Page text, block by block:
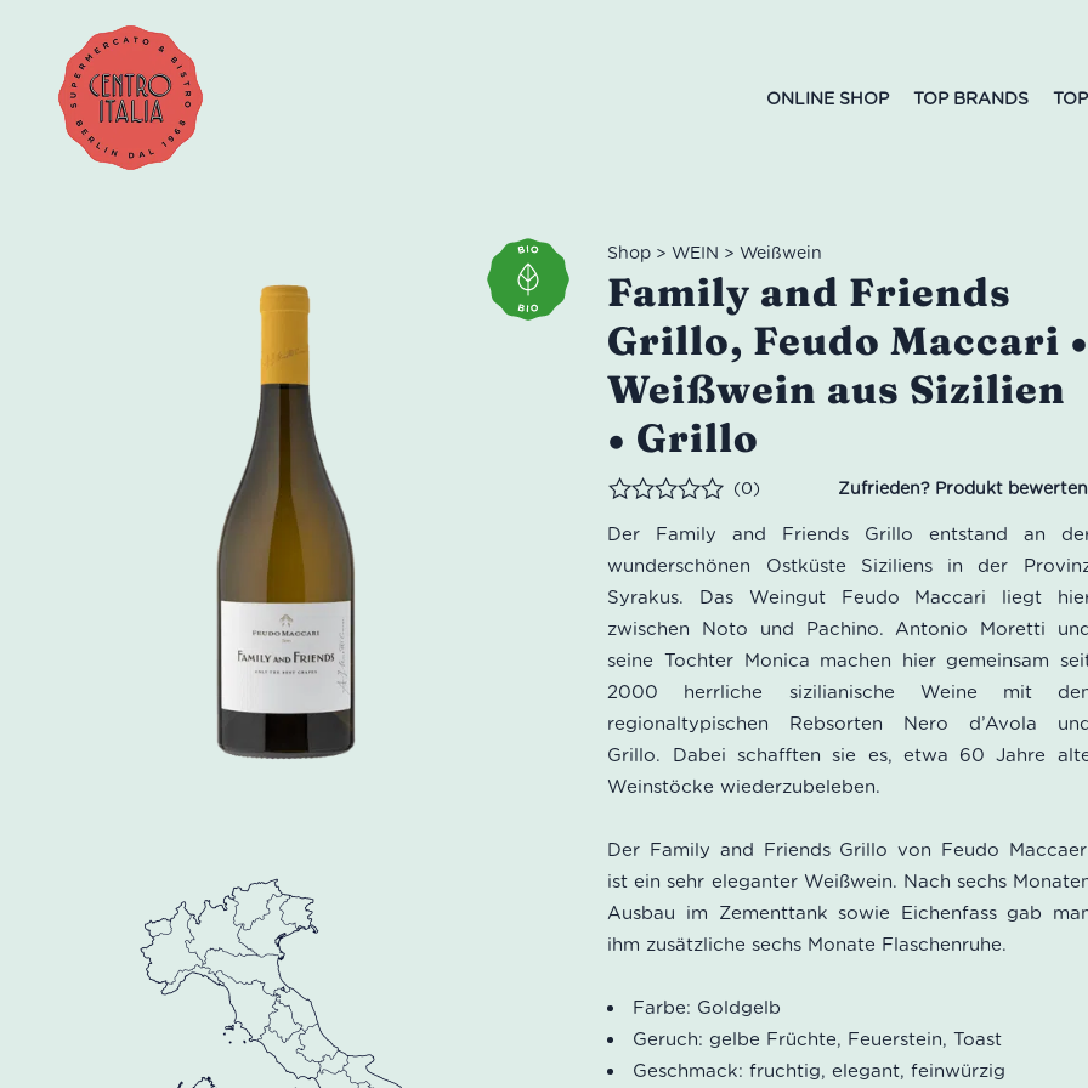
ONLINE SHOP TOP BRANDS
Shop >WEIN >Weißwein
Family and Friends
Grillo, Feudo Maccari •
Weißwein aus Sizilien
• Grillo
(0)
Der Family and Friends Grillo entstand an
wunderschönen Ostküste Siziliens in der
Syrakus. Das Weingut Feudo Maccari liegt
zwischen Noto und Pachino. Antonio Moretti
seine Tochter Monica machen hier gemeinsam
2000 herrliche sizilianische Weine mit
regionaltypischen Rebsorten Nero d’Avola
Grillo. Dabei schafften sie es, etwa 60 Jahre
Weinstöcke wiederzubeleben.
Der Family and Friends Grillo von Feudo
ist ein sehr eleganter Weißwein. Nach sechs
Ausbau im Zementtank sowie Eichenfass gab
ihm zusätzliche sechs Monate Flaschenruhe.
Farbe: Goldgelb
Geruch: gelbe Früchte, Feuerstein, Toast
Geschmack: fruchtig, elegant, feinwürzig